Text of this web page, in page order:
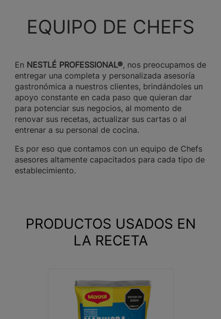
EQUIPO DE CHEFS
En NESTLÉ PROFESSIONAL®, nos preocupamos de
entregar una completa y personalizada asesoría
gastronómica a nuestros clientes, brindándoles un
apoyo constante en cada paso que quieran dar
para potenciar sus negocios, al momento de
renovar sus recetas, actualizar sus cartas o al
entrenar a su personal de cocina.
Es por eso que contamos con un equipo de Chefs
asesores altamente capacitados para cada tipo de
establecimiento.
PRODUCTOS USADOS EN
LA RECETA